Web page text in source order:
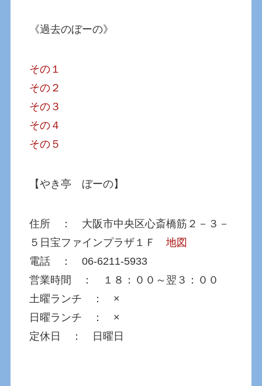
《過去のぼーの》
その１
その２
その３
その４
その５
【やき亭 ぼーの】
住所 ： 大阪市中央区心斎橋筋２－３－
５日宝ファインプラザ１Ｆ地図
電話 ： 06-6211-5933
営業時間 ： １８：００～翌３：００
土曜ランチ ： ×
日曜ランチ ： ×
定休日 ： 日曜日